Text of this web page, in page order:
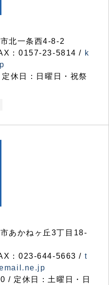
北一条西4-8-2
：0157-23-5814 / k
休日：日曜日・祝祭
あかねヶ丘3丁目18-
：023-644-5663 / t
/ 定休日：土曜日・日